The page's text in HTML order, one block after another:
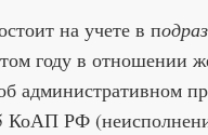
на учете в п
году в отношении
административном
КоАП РФ